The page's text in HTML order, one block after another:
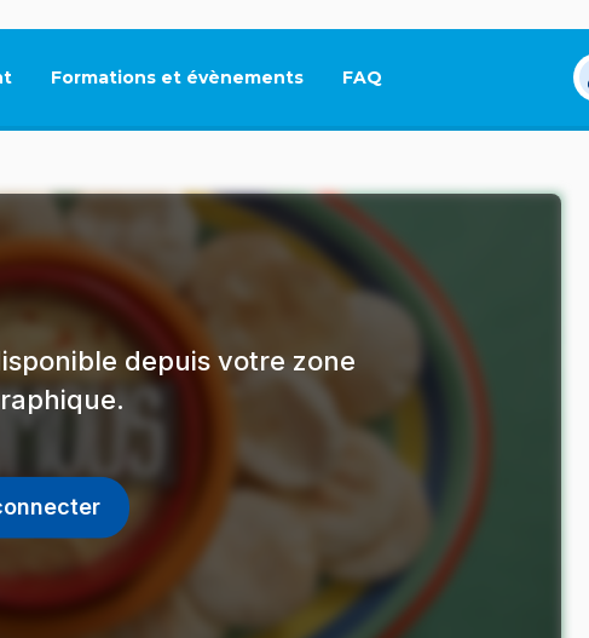
Formations et évènements FAQ
Ce lien s'ouvrira dans un
depuis votre zone